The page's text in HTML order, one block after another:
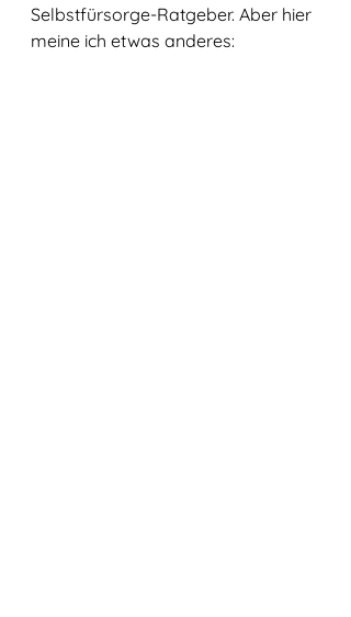
Selbstfürsorge-Ratgeber. Aber hier
meine ich etwas anderes: